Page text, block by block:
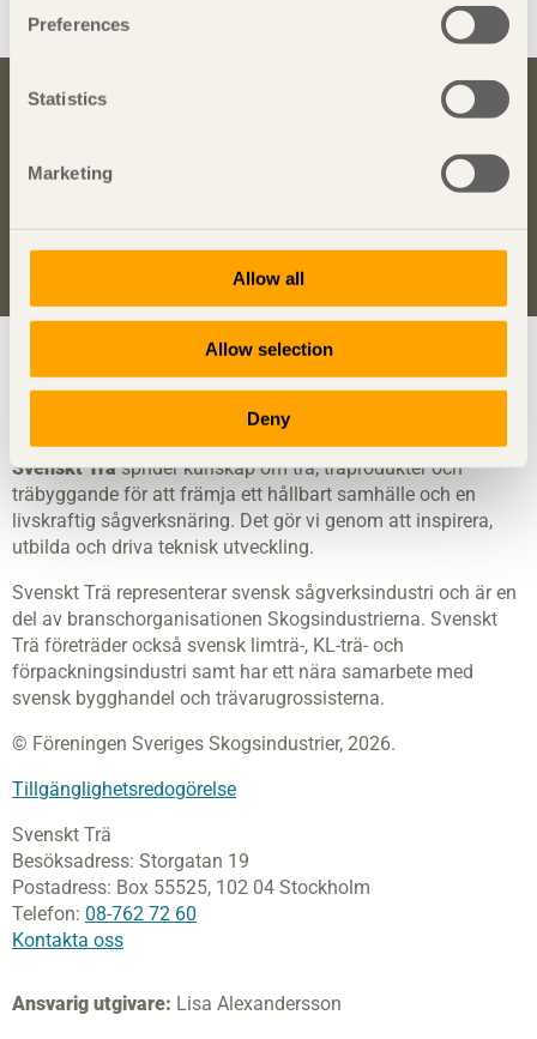
Preferences
Statistics
Marketing
Allow all
Allow selection
Deny
Anmäl dig här för att få information om publikationer,
Trä.
Anmäl dig för att få inspiration
Visa sajtkarta
Svenskt Träsprider kunskap om trä, träprodukter och
träbyggande för att främja ett hållbart samhälle och en
livskraftig sågverksnäring. Det gör vi genom att inspirera,
utbilda och driva teknisk utveckling.
Svenskt Trä representerar svensk sågverksindustri och är en
del av branschorganisationen Skogsindustrierna. Svenskt
Trä företräder också svensk limträ-, KL-trä- och
förpackningsindustri samt har ett nära samarbete med
svensk bygghandel och trävarugrossisterna.
© Föreningen Sveriges Skogsindustrier, 2026.
Tillgänglighetsredogörelse
Svenskt Trä
Besöksadress: Storgatan 19
Postadress: Box 55525, 102 04 Stockholm
Telefon: 08-762 72 60
Kontakta oss
Ansvarig utgivare: Lisa Alexandersson